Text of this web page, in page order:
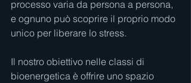
processo varia da persona a persona,
e ognuno può scoprire il proprio modo
unico per liberare lo stress.
Il nostro obiettivo nelle classi di
bioenergetica è offrire uno spazio